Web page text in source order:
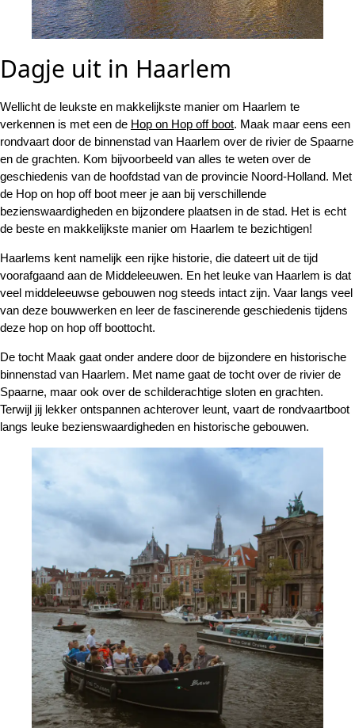
Dagje uit in Haarlem
Wellicht de leukste en makkelijkste manier om Haarlem te
verkennen is met een de Hop on Hop off boot. Maak maar eens een
rondvaart door de binnenstad van Haarlem over de rivier de Spaarne
en de grachten. Kom bijvoorbeeld van alles te weten over de
geschiedenis van de hoofdstad van de provincie Noord-Holland. Met
de Hop on hop off boot meer je aan bij verschillende
bezienswaardigheden en bijzondere plaatsen in de stad. Het is echt
de beste en makkelijkste manier om Haarlem te bezichtigen!
Haarlems kent namelijk een rijke historie, die dateert uit de tijd
voorafgaand aan de Middeleeuwen. En het leuke van Haarlem is dat
veel middeleeuwse gebouwen nog steeds intact zijn. Vaar langs veel
van deze bouwwerken en leer de fascinerende geschiedenis tijdens
deze hop on hop off boottocht.
De tocht Maak gaat onder andere door de bijzondere en historische
binnenstad van Haarlem. Met name gaat de tocht over de rivier de
Spaarne, maar ook over de schilderachtige sloten en grachten.
Terwijl jij lekker ontspannen achterover leunt, vaart de rondvaartboot
langs leuke bezienswaardigheden en historische gebouwen.